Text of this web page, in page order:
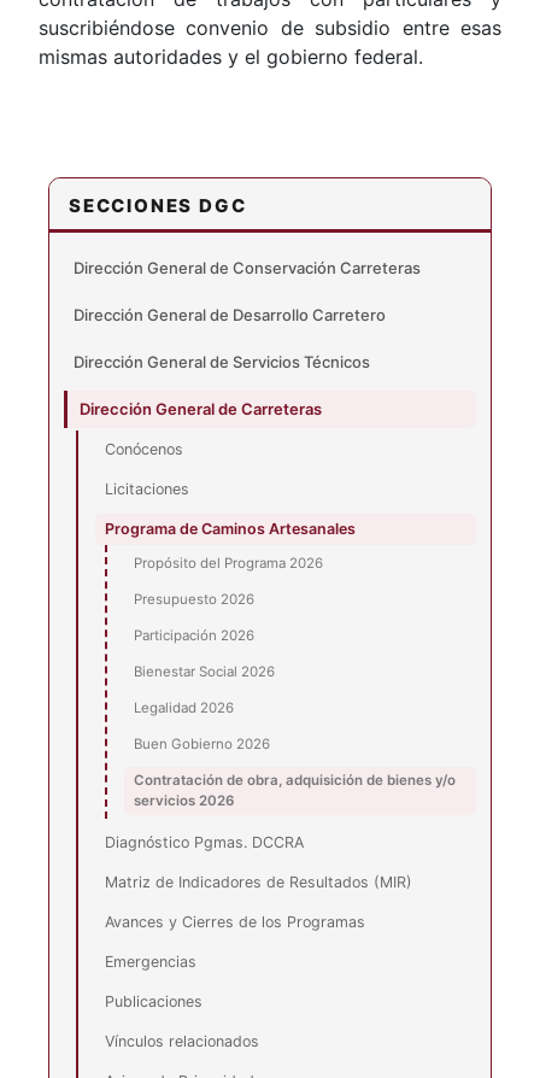
suscribiéndose convenio de subsidio entre esas
mismas autoridades y el gobierno federal.
SECCIONES DGC
Dirección General de Conservación Carreteras
Dirección General de Desarrollo Carretero
Dirección General de Servicios Técnicos
Dirección General de Carreteras
Conócenos
Licitaciones
Programa de Caminos Artesanales
Propósito del Programa 2026
Presupuesto 2026
Participación 2026
Bienestar Social 2026
Legalidad 2026
Buen Gobierno 2026
Contratación de obra, adquisición de bienes y/o
servicios 2026
Diagnóstico Pgmas. DCCRA
Matriz de Indicadores de Resultados (MIR)
Avances y Cierres de los Programas
Emergencias
Publicaciones
Vínculos relacionados